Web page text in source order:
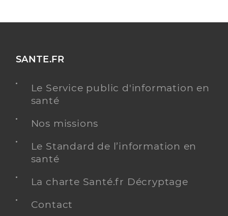
SANTE.FR
Le Service public d'information en
santé
Nos missions
Le Standard de l’information en
santé
La charte Santé.fr Décryptage
Contact